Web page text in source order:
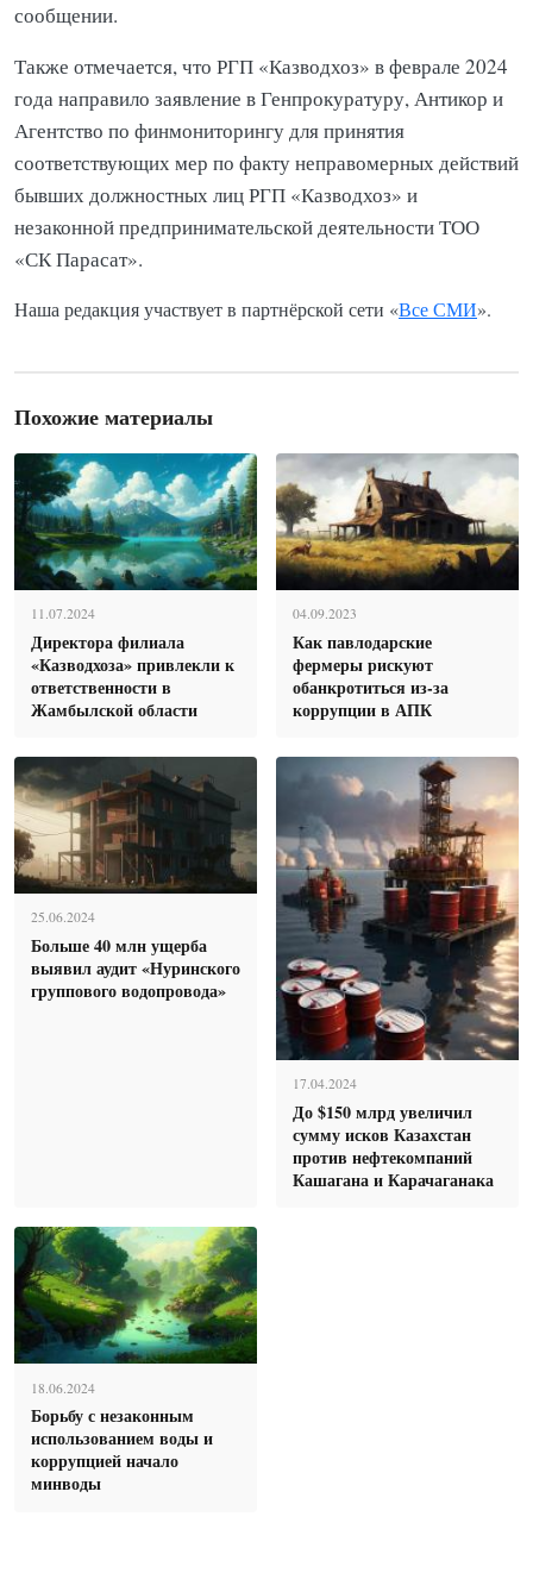
сообщении.
Также отмечается, что РГП «Казводхоз» в феврале 2024
года направило заявление в Генпрокуратуру, Антикор и
Агентство по финмониторингу для принятия
соответствующих мер по факту неправомерных действий
бывших должностных лиц РГП «Казводхоз» и
незаконной предпринимательской деятельности ТОО
«СК Парасат».
Наша редакция участвует в партнёрской сети «Все СМИ».
Похожие материалы
11.07.2024
Директора филиала
«Казводхоза» привлекли к
ответственности в
Жамбылской области
04.09.2023
Как павлодарские
фермеры рискуют
обанкротиться из-за
коррупции в АПК
25.06.2024
Больше 40 млн ущерба
выявил аудит «Нуринского
группового водопровода»
17.04.2024
До $150 млрд увеличил
сумму исков Казахстан
против нефтекомпаний
Кашагана и Карачаганака
18.06.2024
Борьбу с незаконным
использованием воды и
коррупцией начало
минводы